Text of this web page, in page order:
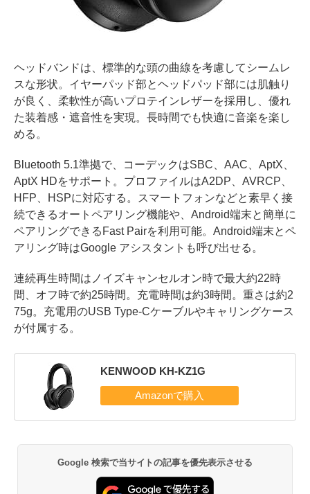
ヘッドバンドは、標準的な頭の曲線を考慮してシームレ
スな形状。イヤーパッド部とヘッドパッド部には肌触り
が良く、柔軟性が高いプロテインレザーを採用し、優れ
た装着感・遮音性を実現。長時間でも快適に音楽を楽し
める。
Bluetooth 5.1準拠で、コーデックはSBC、AAC、AptX、
AptX HDをサポート。プロファイルはA2DP、AVRCP、
HFP、HSPに対応する。スマートフォンなどと素早く接
続できるオートペアリング機能や、Android端末と簡単に
ペアリングできるFast Pairを利用可能。Android端末とペ
アリング時はGoogle アシスタントも呼び出せる。
連続再生時間はノイズキャンセルオン時で最大約22時
間、オフ時で約25時間。充電時間は約3時間。重さは約2
75g。充電用のUSB Type-Cケーブルやキャリングケース
が付属する。
KENWOOD KH-KZ1G
Google 検索で当サイトの記事を優先表示させる